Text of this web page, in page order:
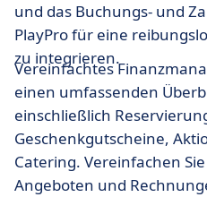
und das Buchungs- und
PlayPro für eine
zu integrieren.
Vereinfachtes
einen umfassenden
einschließlich
Geschenkgutscheine,
Catering. Vereinfachen
Angeboten und